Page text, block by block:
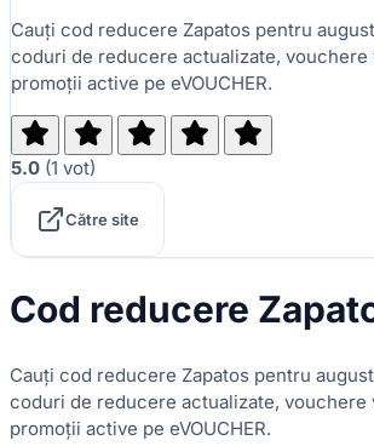
Cauți cod reducere Zapatos pentru
coduri de reducere actualizate,
promoții active pe eVOUCHER.
5.0 (1 vot)
Către site
Cod reducere
Cauți cod reducere Zapatos pentru
coduri de reducere actualizate, vouchere
promoții active pe eVOUCHER.